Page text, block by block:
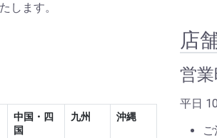
します。
中国・四
国
九州 沖縄
店
営
平日